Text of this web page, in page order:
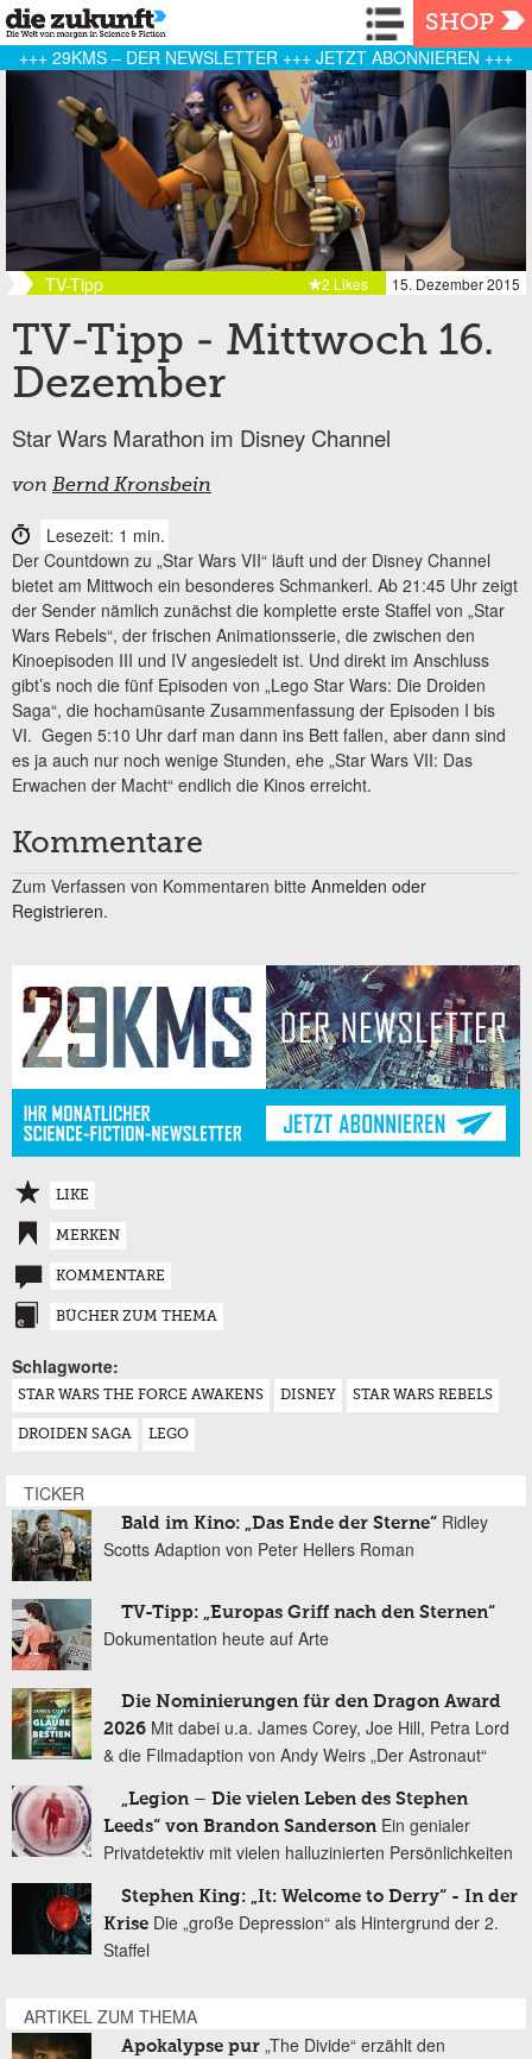
Navigation
SHOP
+++ 29KMS – DER NEWSLETTER +++ JETZT ABONNIEREN +++
TV-Tipp 15. Dezember 2015
2 Likes
TV-Tipp - Mittwoch 16.
Dezember
Star Wars Marathon im Disney Channel
von Bernd Kronsbein
Lesezeit: 1 min.
Der Countdown zu „Star Wars VII“ läuft und der Disney Channel
bietet am Mittwoch ein besonderes Schmankerl. Ab 21:45 Uhr zeigt
der Sender nämlich zunächst die komplette erste Staffel von „Star
Wars Rebels“, der frischen Animationsserie, die zwischen den
Kinoepisoden III und IV angesiedelt ist. Und direkt im Anschluss
gibt’s noch die fünf Episoden von „Lego Star Wars: Die Droiden
Saga“, die hochamüsante Zusammenfassung der Episoden I bis
VI. Gegen 5:10 Uhr darf man dann ins Bett fallen, aber dann sind
es ja auch nur noch wenige Stunden, ehe „Star Wars VII: Das
Erwachen der Macht“ endlich die Kinos erreicht.
Kommentare
Zum Verfassen von Kommentaren bitte Anmelden oder
Registrieren.
LIKE
MERKEN
KOMMENTARE
BÜCHER ZUM THEMA
Schlagworte:
STAR WARS THE FORCE AWAKENS DISNEY STAR WARS REBELS
DROIDEN SAGA LEGO
TICKER
Bald im Kino: „Das Ende der Sterne“ Ridley
Scotts Adaption von Peter Hellers Roman
TV-Tipp: „Europas Griff nach den Sternen“
Dokumentation heute auf Arte
Die Nominierungen für den Dragon Award
2026 Mit dabei u.a. James Corey, Joe Hill, Petra Lord
& die Filmadaption von Andy Weirs „Der Astronaut“
„Legion – Die vielen Leben des Stephen
Leeds“ von Brandon Sanderson Ein genialer
Privatdetektiv mit vielen halluzinierten Persönlichkeiten
Stephen King: „It: Welcome to Derry“ - In der
Krise Die „große Depression“ als Hintergrund der 2.
Staffel
ARTIKEL ZUM THEMA
Apokalypse pur „The Divide“ erzählt den